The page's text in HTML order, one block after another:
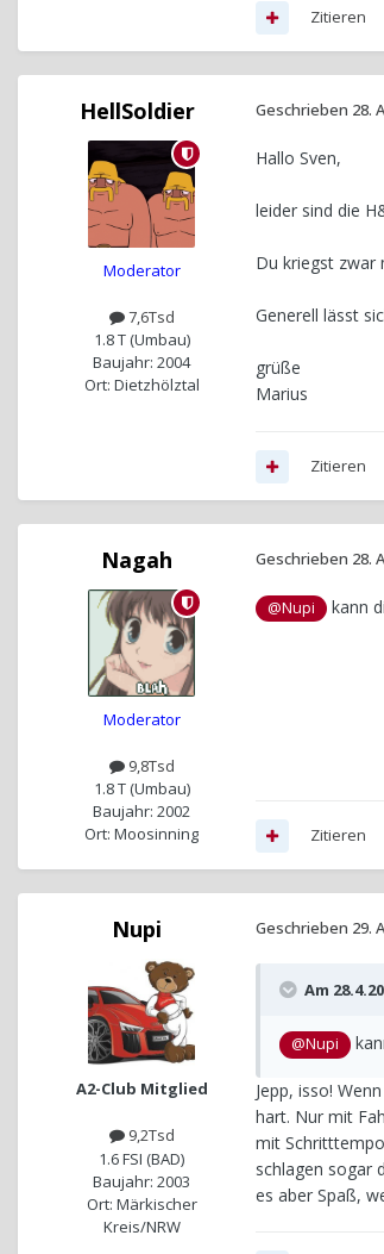
Zitieren
HellSoldier
Moderator
7,6Tsd
1.8 T (Umbau)
Baujahr: 2004
Ort: Dietzhölztal
Geschrieben 28.
Hallo Sven,
leider sind die
Du kriegst zwar
Generell lässt
grüße
Marius
Zitieren
Nagah
Moderator
9,8Tsd
1.8 T (Umbau)
Baujahr: 2002
Ort: Moosinning
Geschrieben 28.
@Nupi kann
Zitieren
Nupi
A2-Club Mitglied
9,2Tsd
1.6 FSI (BAD)
Baujahr: 2003
Ort: Märkischer
Kreis/NRW
Geschrieben 29.
Am
@Nupi
Jepp, isso!
hart. Nur mit
mit
schlagen sogar
es aber Spaß,